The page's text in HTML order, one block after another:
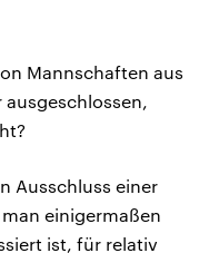
Mannschaften aus
ausgeschlossen,
Ausschluss einer
einigermaßen
ist, für relativ